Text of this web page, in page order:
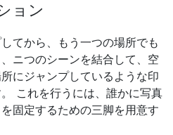
ョン
てから、もう一つの場所でも
ニつのシーンを結合して、空
にジャンプしているような印
これを行うには、誰かに写真
固定するための三脚を用意す